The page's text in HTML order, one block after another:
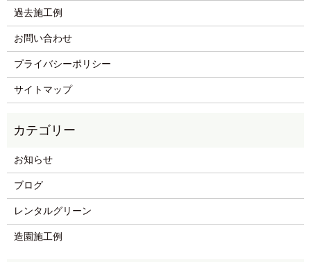
過去施工例
お問い合わせ
プライバシーポリシー
サイトマップ
お知らせ
ブログ
レンタルグリーン
造園施工例